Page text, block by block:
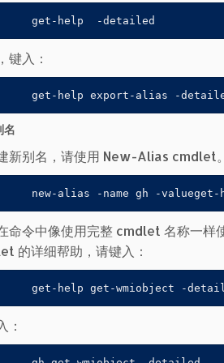
	get-help  -detailed
键入：
get-help export-alias -
名
新别名，请使用 New-Alias cmdlet
new-alias -name gh -valueget-
命令中像使用完整 cmdlet 名称一
的详细帮助，请键入：
get-help get-wmiobject -
：